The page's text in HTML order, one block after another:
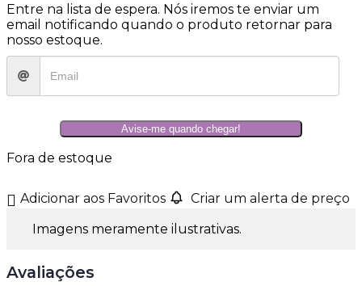
Entre na lista de espera. Nós iremos te enviar um
email notificando quando o produto retornar para
nosso estoque.
Avise-me quando chegar!
Fora de estoque
Adicionar aos Favoritos Criar um alerta de preço
Imagens meramente ilustrativas.
Avaliações